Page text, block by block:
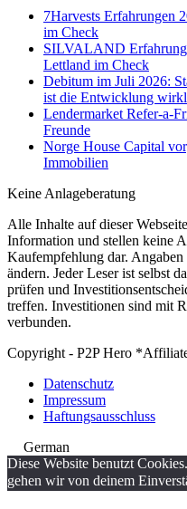
7Harvests Erfahrungen
im Check
SILVALAND
Lettland im Check
Debitum im Juli 2026:
ist die Entwicklung
Lendermarket Refer-a-
Freunde
Norge House Capital
Immobilien
Keine Anlageberatung
Alle Inhalte auf dieser
Information und stellen keine
Kaufempfehlung dar.
ändern. Jeder Leser ist selbst
prüfen und
treffen. Investitionen sind mit
verbunden.
Copyright - P2P Hero
Datenschutz
Impressum
Haftungsausschluss
German
Diese Website benutzt
gehen wir von deinem